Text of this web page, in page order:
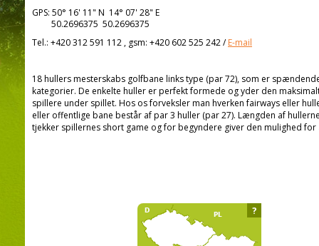
GPS: 50° 16' 11" N 14° 07' 28" E
50.2696375 50.2696375
Tel.: +420 312 591 112 , gsm: +420 602 525 242/E-mail
18 hullers mesterskabs golfbane links type (par 72), som er
kategorier. De enkelte huller er perfekt formede og yder den
spillere under spillet. Hos os forveksler man hverken fairways eller
eller offentlige bane består af par 3 huller (par 27). Længden af
tjekker spillernes short game og for begyndere giver den mulighed
?